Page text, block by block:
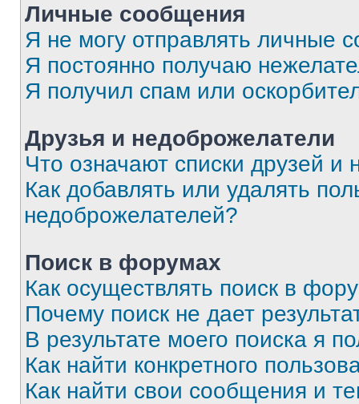
Личные сообщения
Я не могу отправлять личные
Я постоянно получаю
Я получил спам или
Друзья и недоброжелатели
Что означают списки друзей и
Как добавлять или удалять
недоброжелателей?
Поиск в форумах
Как осуществлять поиск в
Почему поиск не дает
В результате моего поиска я
Как найти конкретного
Как найти свои сообщения и